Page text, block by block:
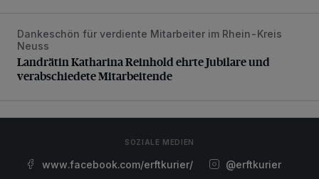
Landrätin Katharina Reinhold ehrte Jubilare und
Dankeschön für verdiente Mitarbeiter im Rhein-Kreis
Neuss
Landrätin Katharina Reinhold ehrte Jubilare und
verabschiedete Mitarbeitende
SOZIALE MEDIEN
www.facebook.com/erftkurier/ @erftkurier